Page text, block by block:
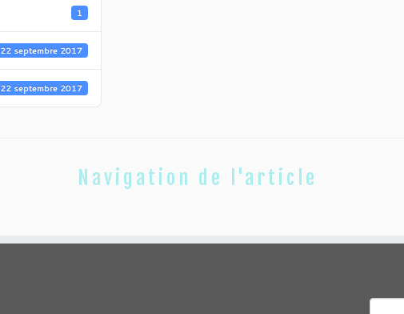
1
22 septembre 2017
22 septembre 2017
Navigation de l'article